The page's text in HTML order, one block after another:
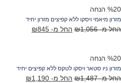
הנחה
מיאמי ויסקו ללא קפיצים מזרון יחיד
מ- ₪1,056 החל מ- ₪845
הנחה
ניו סטאר ויסקו לטקס ללא קפיצים יחיד
מ- ₪1,487 החל מ- ₪1,190